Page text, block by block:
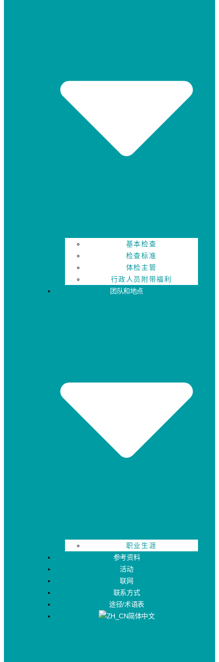
基本检查
检查标准
体检主管
行政人员附带福利
团队和地点
职业生涯
参考资料
活动
联网
联系方式
途径/术语表
简体中文